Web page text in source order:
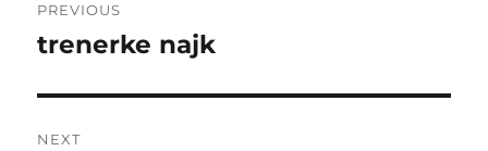
navigation
PREVIOUS
Previous
trenerke najk
NEXT